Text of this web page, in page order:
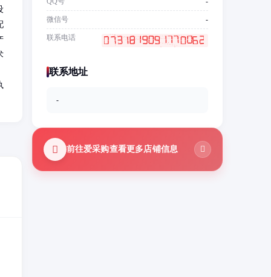
微信号 -
联系电话
联系地址
-
前往爱采购查看更多店铺信息